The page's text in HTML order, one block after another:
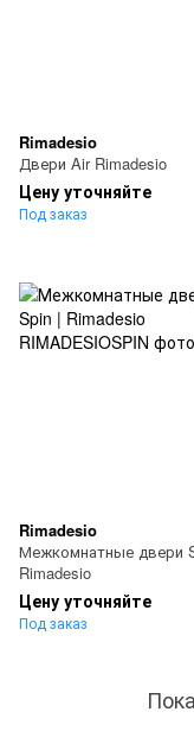
Rimadesio
Двери Air Rimadesio
Цену уточняйте
Под заказ
Rimadesio
Межкомнатные двери
Rimadesio
Цену уточняйте
Под заказ